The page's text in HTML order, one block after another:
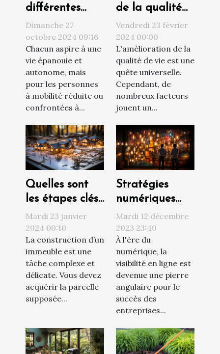
différentes
solutions
d'accessibilité
sur la qualité
de vie
Dimanche 27
octobre 2024 09:16
Chacun aspire à une
vie épanouie et
autonome, mais
pour les personnes
à mobilité réduite ou
confrontées à...
de la qualité
de vie par le
choix du
logement
Vendredi 23 février
2024 00:00
L'amélioration de la
qualité de vie est une
quête universelle.
Cependant, de
nombreux facteurs
jouent un...
Quelles sont
les étapes clés
d’un projet de
construction ?
Mardi 23 janvier
2024 00:10
La construction d’un
immeuble est une
tâche complexe et
délicate. Vous devez
acquérir la parcelle
supposée...
Stratégies
numériques
innovantes
pour
augmenter la
visibilité d'une
entreprise
Mardi 12 décembre
2023 23:40
À l'ère du
numérique, la
visibilité en ligne est
devenue une pierre
angulaire pour le
succès des
entreprises...